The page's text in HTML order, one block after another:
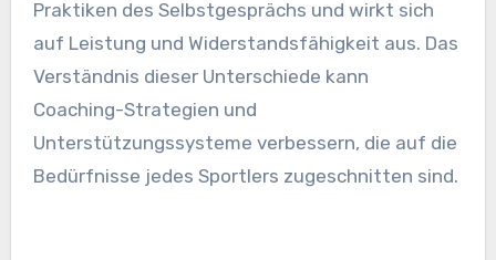
Praktiken des Selbstgesprächs und wirkt sich
auf Leistung und Widerstandsfähigkeit aus. Das
Verständnis dieser Unterschiede kann
Coaching-Strategien und
Unterstützungssysteme verbessern, die auf die
Bedürfnisse jedes Sportlers zugeschnitten sind.